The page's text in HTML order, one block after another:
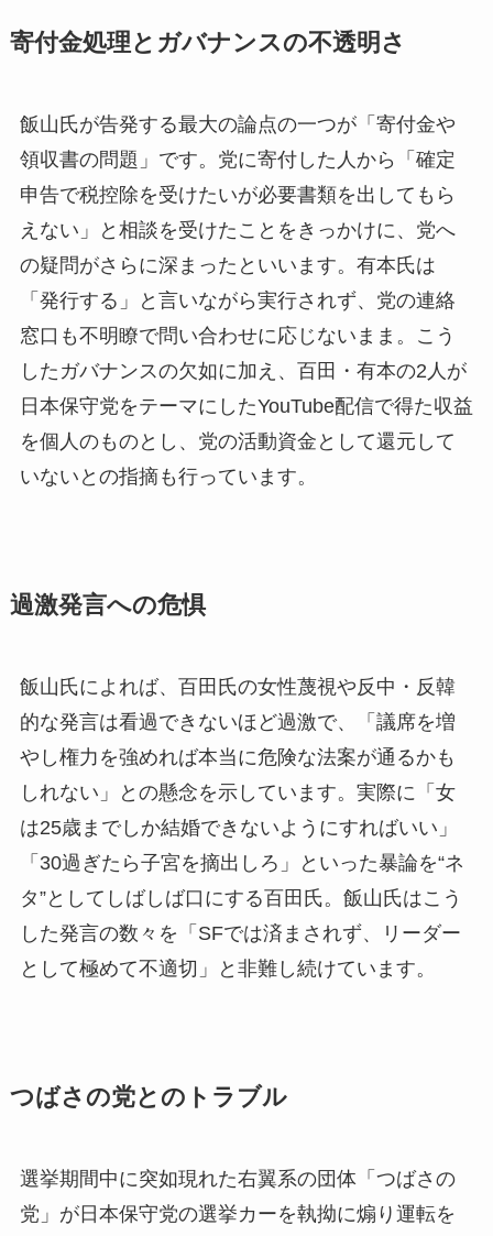
寄付金処理とガバナンスの不透明さ
飯山氏が告発する最大の論点の一つが「寄付金や
領収書の問題」です。党に寄付した人から「確定
申告で税控除を受けたいが必要書類を出してもら
えない」と相談を受けたことをきっかけに、党へ
の疑問がさらに深まったといいます。有本氏は
「発行する」と言いながら実行されず、党の連絡
窓口も不明瞭で問い合わせに応じないまま。こう
したガバナンスの欠如に加え、百田・有本の2人が
日本保守党をテーマにしたYouTube配信で得た収益
を個人のものとし、党の活動資金として還元して
いないとの指摘も行っています。
過激発言への危惧
飯山氏によれば、百田氏の女性蔑視や反中・反韓
的な発言は看過できないほど過激で、「議席を増
やし権力を強めれば本当に危険な法案が通るかも
しれない」との懸念を示しています。実際に「女
は25歳までしか結婚できないようにすればいい」
「30過ぎたら子宮を摘出しろ」といった暴論を“ネ
タ”としてしばしば口にする百田氏。飯山氏はこう
した発言の数々を「SFでは済まされず、リーダー
として極めて不適切」と非難し続けています。
つばさの党とのトラブル
選挙期間中に突如現れた右翼系の団体「つばさの
党」が日本保守党の選挙カーを執拗に煽り運転を